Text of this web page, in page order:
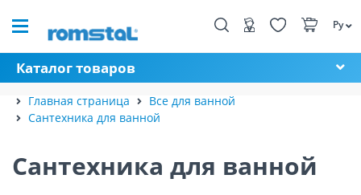
Ру
Каталог товаров
Главная страница
Все для ванной
Сантехника для ванной
Сантехника для ванной